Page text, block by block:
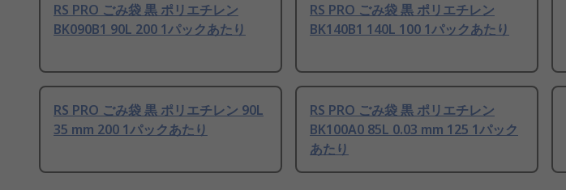
RS PRO ごみ袋 黒 ポリエチレン
BK090B1 90L 200 1パックあたり
RS PRO ごみ袋 黒 ポリエチレン
BK140B1 140L 100 1パックあたり
RS PRO ごみ袋 黒 ポリエチレン 90L
35 mm 200 1パックあたり
RS PRO ごみ袋 黒 ポリエチレン
BK100A0 85L 0.03 mm 125 1パック
あたり